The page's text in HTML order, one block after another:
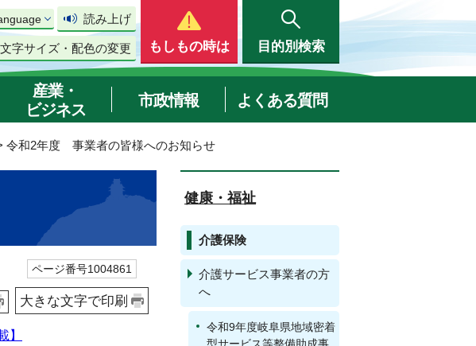
読み上げ
文字サイズ・配色の変更 もしもの時は 目的別検索
産業・
ビジネス
市政情報 よくある質問
令和2年度 事業者の皆様へのお知らせ
ページ番号1004861
大きな文字で印刷
】
健康・福祉
介護保険
介護サービス事業者の方
へ
令和9年度岐阜県地域密着